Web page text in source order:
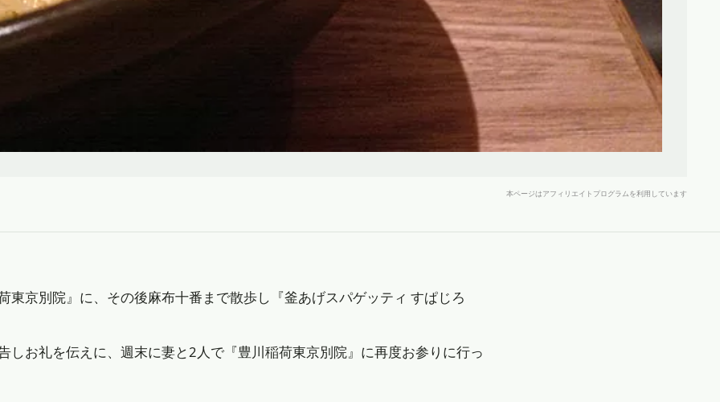
本ページはアフィリエイトプログラムを利用しています
東京別院』に、その後麻布十番まで散歩し『釜あげスパゲッティ すぱじろ
しお礼を伝えに、週末に妻と2人で『豊川稲荷東京別院』に再度お参りに行っ